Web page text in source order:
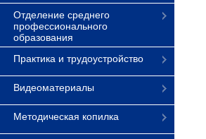
Отделение среднего
профессионального
образования
Практика и трудоустройство
Видеоматериалы
Методическая копилка